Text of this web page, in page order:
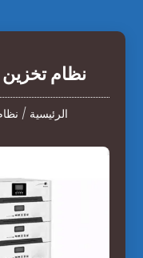
نظام تخزين
الرئيسية /